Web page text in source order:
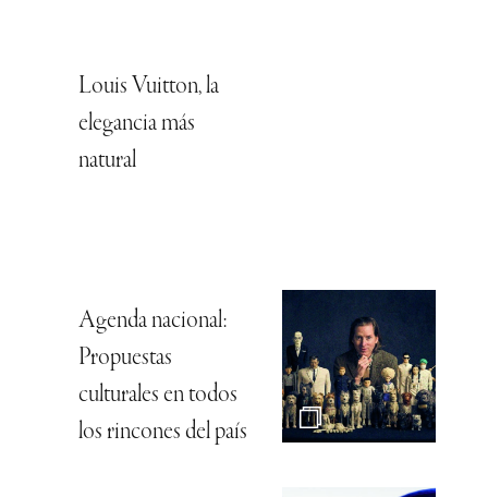
Louis Vuitton, la
elegancia más
natural
Agenda nacional:
Propuestas
culturales en todos
los rincones del país